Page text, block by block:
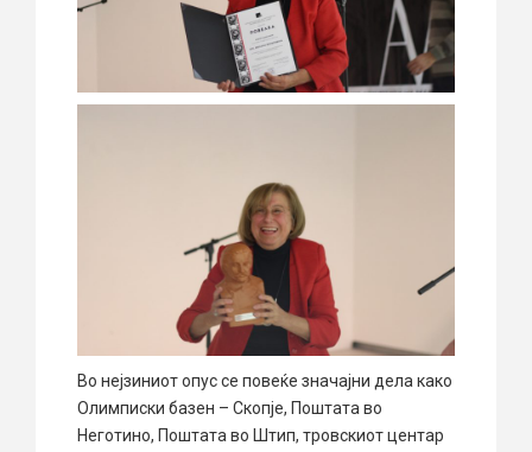
Во нејзиниот опус се повеќе значајни дела како
Олимписки базен – Скопје, Поштата во
Неготино, Поштата во Штип, тровскиот центар